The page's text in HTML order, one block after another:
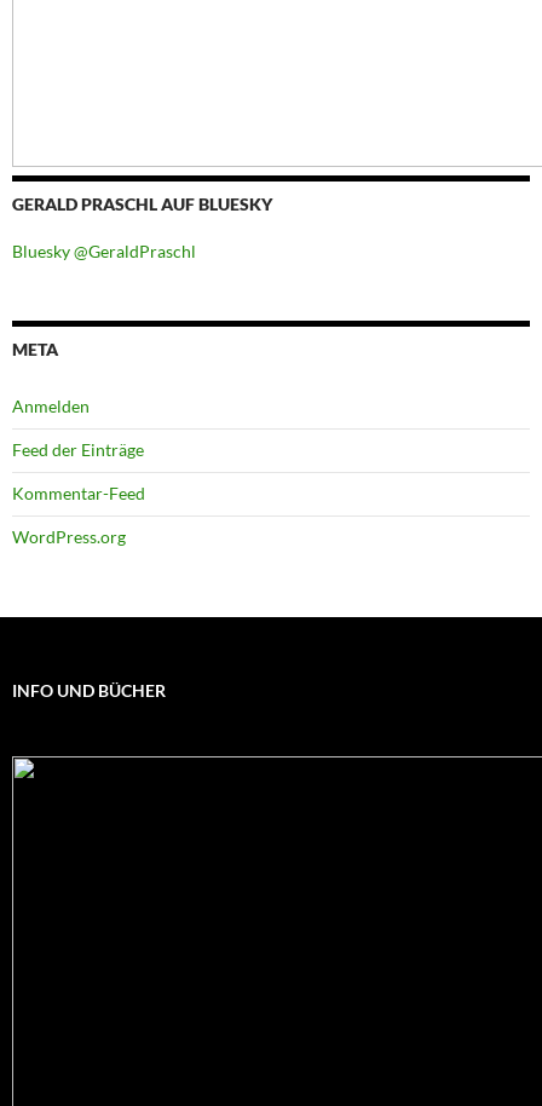
GERALD PRASCHL AUF BLUESKY
Bluesky @GeraldPraschl
META
Anmelden
Feed der Einträge
Kommentar-Feed
WordPress.org
INFO UND BÜCHER